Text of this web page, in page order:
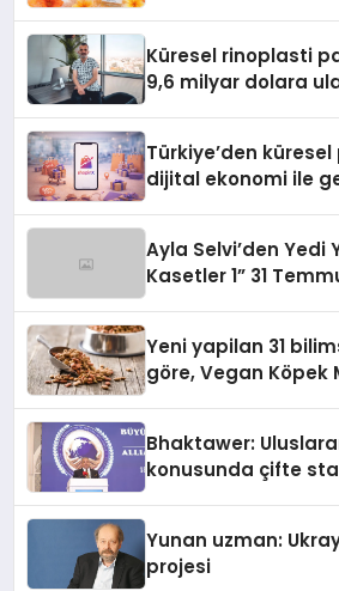
Küresel rinoplasti
9,6 milyar dolara
Türkiye’den
dijital ekonomi ile
Ayla Selvi’den Yedi
Kasetler 1” 31
Yeni yapilan 31
göre, Vegan Köpek
Bhaktawer:
konusunda çifte
Yunan uzman:
projesi